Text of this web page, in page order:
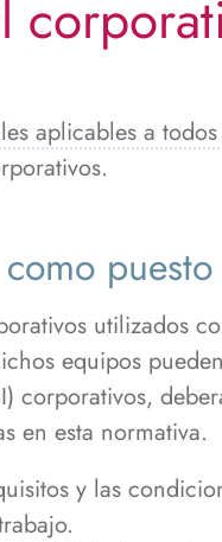
aplicables a
utilizados
equipos
corporativos,
en esta normativa.
y las